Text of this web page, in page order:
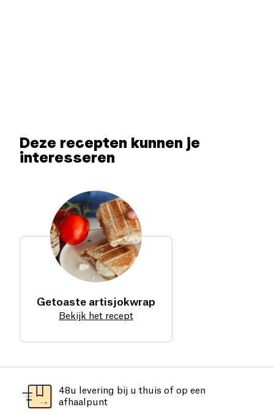
Deze recepten kunnen je
interesseren
Getoaste artisjokwrap
Bekijk het recept
48u levering bij u thuis of op een
afhaalpunt